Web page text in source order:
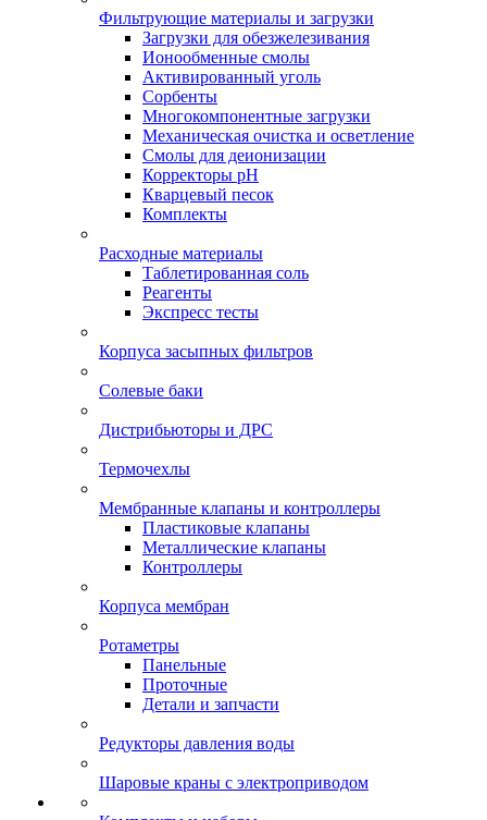
Фильтрующие материалы и загрузки
Загрузки для обезжелезивания
Ионообменные смолы
Активированный уголь
Сорбенты
Многокомпонентные загрузки
Механическая очистка и осветление
Смолы для деионизации
Корректоры pH
Кварцевый песок
Комплекты
Расходные материалы
Таблетированная соль
Реагенты
Экспресс тесты
Корпуса засыпных фильтров
Солевые баки
Дистрибьюторы и ДРС
Термочехлы
Мембранные клапаны и контроллеры
Пластиковые клапаны
Металлические клапаны
Контроллеры
Корпуса мембран
Ротаметры
Панельные
Проточные
Детали и запчасти
Редукторы давления воды
Шаровые краны с электроприводом